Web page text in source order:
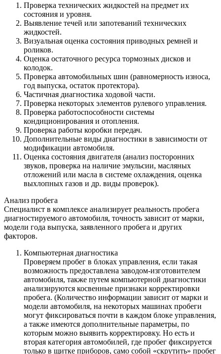
Проверка технических жидкостей на предмет их
состояния и уровня.
Выявление течей или запотеваний технических
жидкостей.
Визуальная оценка состояния приводных ремней и
роликов.
Оценка остаточного ресурса тормозных дисков и
колодок.
Проверка автомобильных шин (равномерность износа,
год выпуска, остаток протектора).
Частичная диагностика ходовой части.
Проверка некоторых элементов рулевого управления.
Проверка работоспособности системы
кондиционирования и отопления.
Проверка работы коробки передач.
Дополнительные виды диагностики в зависимости от
модификации автомобиля.
Оценка состояния двигателя (анализ посторонних
звуков, проверка на наличие эмульсии, масляных
отложений или масла в системе охлаждения, оценка
выхлопных газов и др. виды проверок).
Анализ пробега
Специалист в комплексе анализирует реальность пробега
диагностируемого автомобиля, точность зависит от марки,
модели года выпуска, заявленного пробега и других
факторов.
Компьютерная диагностика
Проверяем пробег в блоках управления, если такая
возможность предоставлена заводом-изготовителем
автомобиля, также путем компьютерной диагностики
анализируются косвенные признаки корректировки
пробега. (Количество информации зависит от марки и
модели автомобиля, на некоторых машинах пробеги
могут фиксироваться почти в каждом блоке управления,
а также имеются дополнительные параметры, по
которым можно выявить корректировку. Но есть и
вторая категория автомобилей, где пробег фиксируется
только в щитке приборов, само собой «скрутить» пробег